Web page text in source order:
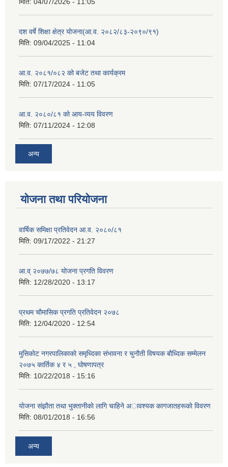
दश वर्षे शिक्षा क्षेत्र योजना(आ.व. २०८२/८३-२०९०/९१)
मिति: 09/04/2025 - 11:04
आ.व. २०८१/०८२ को बजेट तथा कार्यक्रम
मिति: 07/17/2024 - 11:05
आ.व. २०८०/८१ को आय-व्यय विवरण
मिति: 07/11/2024 - 12:08
अन्य
योजना तथा परियोजना
वार्षिक समिक्षा प्रतिवेदन आ.व. २०८०/८१
मिति: 09/17/2022 - 21:27
आ.व् २०७७/७८ योजना प्रगति विवरण
मिति: 12/28/2020 - 13:17
प्रथम चाैमासिक प्रगति प्रतिवेदन २०७८
मिति: 12/04/2020 - 12:54
मुसिकाेट नगरपालिकाकाे समृध्दिका संभावना र चुनाैती विषयक बाैध्दिक सम्मेलन
२०७५ कार्तिक ४ र ५ , घाेषणापत्र
मिति: 10/22/2018 - 15:16
याेजना संझाैता तथा भुक्तानीकाे लागि चाहिने अावश्यक कागजातहरूकाे विवरण
मिति: 08/01/2018 - 16:56
अन्य